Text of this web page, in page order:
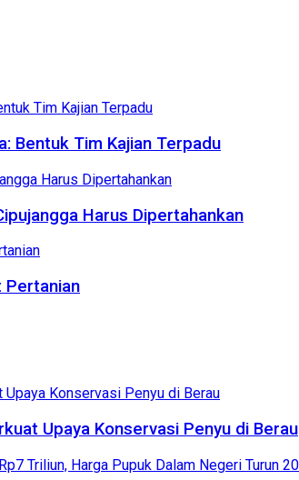
Bentuk Tim Kajian Terpadu
Harus Dipertahankan
Pertanian
Upaya Konservasi Penyu di Berau